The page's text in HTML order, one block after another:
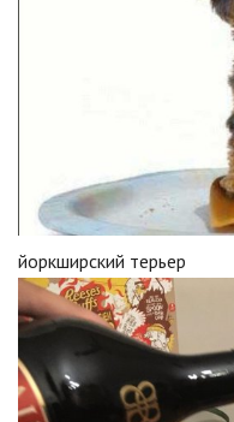
йоркширский терьер